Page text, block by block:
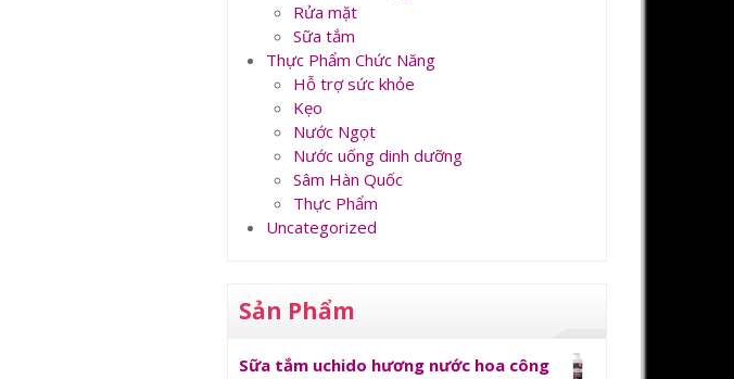
Rửa mặt
Sữa tắm
Thực Phẩm Chức Năng
Hỗ trợ sức khỏe
Kẹo
Nước Ngọt
Nước uống dinh dưỡng
Sâm Hàn Quốc
Thực Phẩm
Uncategorized
Sản Phẩm
Sữa tắm uchido hương nước hoa công